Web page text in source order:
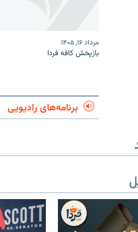
مرداد ۱۶, ۱۴۰۵
بازپخش کافه فردا
برنامه‌های رادیویی